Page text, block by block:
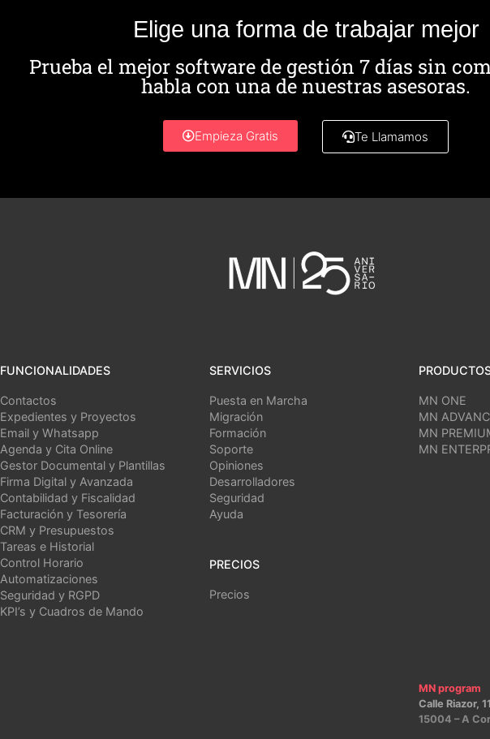
Elige una forma de trabajar mejor
Prueba el mejor software de gestión 7 días sin
habla con una de nuestras asesoras.
Empieza Gratis Te Llamamos
FUNCIONALIDADES
Contactos
Expedientes y Proyectos
Email y Whatsapp
Agenda y Cita Online
Gestor Documental y Plantillas
Firma Digital y Avanzada
Contabilidad y Fiscalidad
Facturación y Tesorería
CRM y Presupuestos
Tareas e Historial
Control Horario
Automatizaciones
Seguridad y RGPD
KPI’s y Cuadros de Mando
SERVICIOS
Puesta en Marcha
Migración
Formación
Soporte
Opiniones
Desarrolladores
Seguridad
Ayuda
PRECIOS
Precios
MN ONE
MN
MN
MN
MN program
Calle Riazor, 11
15004 – A